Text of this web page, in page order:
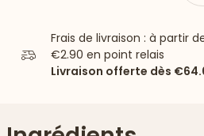
Frais de livraison : à partir
€2.90 en point relais
Livraison offerte dès